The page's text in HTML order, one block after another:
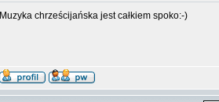
Muzyka chrześcijańska jest całkiem spoko:-)